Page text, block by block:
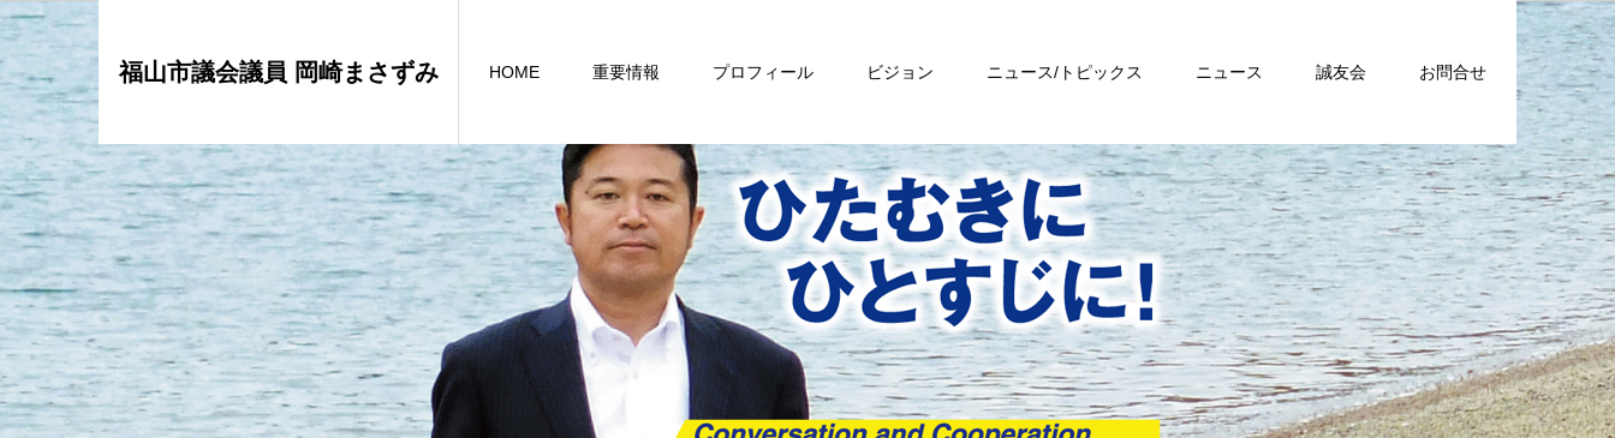
福山市議会議員 岡崎まさずみ HOME 重要情報 プロフィール ビジョン ニュース/トピックス ニュース 誠友会 お問合せ